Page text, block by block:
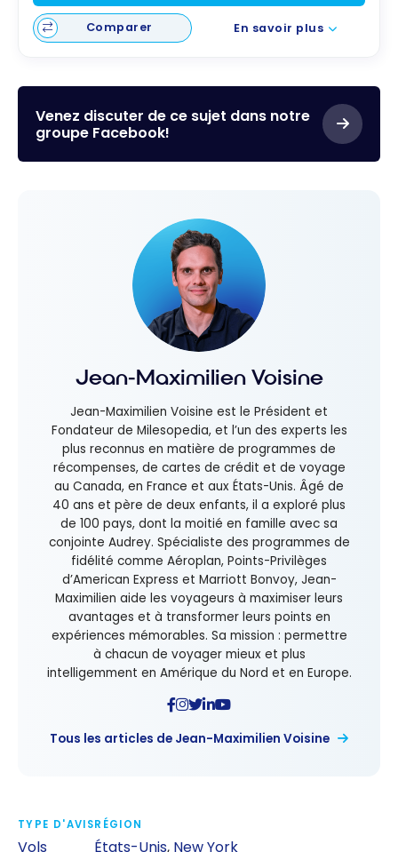
Comparer En savoir plus
Venez discuter de ce sujet dans notre
groupe Facebook!
Jean-Maximilien Voisine
Jean-Maximilien Voisine est le Président et
Fondateur de Milesopedia, et l’un des experts les
plus reconnus en matière de programmes de
récompenses, de cartes de crédit et de voyage
au Canada, en France et aux États-Unis. Âgé de
40 ans et père de deux enfants, il a exploré plus
de 100 pays, dont la moitié en famille avec sa
conjointe Audrey. Spécialiste des programmes de
fidélité comme Aéroplan, Points-Privilèges
d’American Express et Marriott Bonvoy, Jean-
Maximilien aide les voyageurs à maximiser leurs
avantages et à transformer leurs points en
expériences mémorables. Sa mission : permettre
à chacun de voyager mieux et plus
intelligemment en Amérique du Nord et en Europe.
Tous les articles de Jean-Maximilien Voisine
TYPE D'AVIS
Vols
RÉGION
États-Unis, New York